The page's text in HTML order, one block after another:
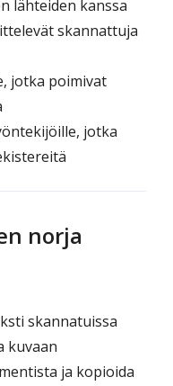
lähteiden kanssa
skannattuja
jotka poimivat
jotka
norja
skannatuissa
kuvaan
ja kopioida